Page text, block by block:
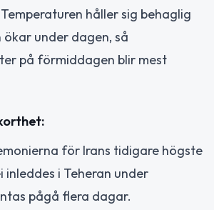
håller sig behaglig
under dagen, så
på förmiddagen blir mest
för Irans tidigare högste
inleddes i Teheran under
pågå flera dagar.